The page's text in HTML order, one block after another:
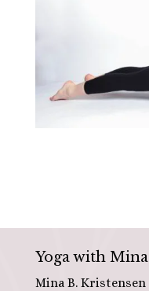
Yoga with Mina
Mina B. Kristensen